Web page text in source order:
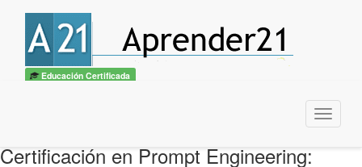
Educación Certificada
Menu
Certificación en Prompt Engineering: